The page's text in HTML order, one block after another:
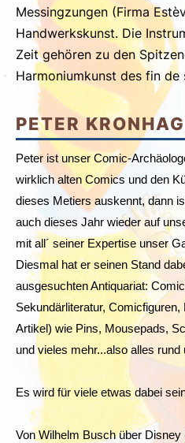
Messingzungen (Firma
Handwerkskunst. Die
Zeit gehören zu den
Harmoniumkunst des fin de
PETER
Peter ist unser Comic-
wirklich alten Comics und den
dieses Metiers auskennt, dann
auch dieses Jahr wieder auf
mit all´ seiner Expertise unser
Diesmal hat er seinen Stand
ausgesuchten Antiquariat:
Sekundärliteratur,
Artikel) wie Pins, Mousepads,
und vieles mehr...also alles rund
Es wird für viele etwas dabei
Von Wilhelm Busch über